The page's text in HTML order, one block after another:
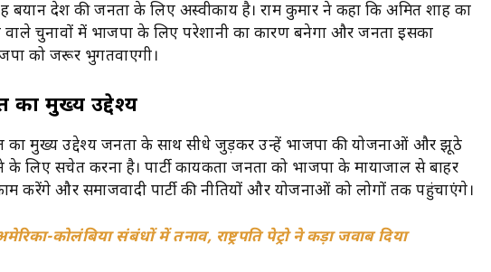
बयान देश की जनता के लिए अस्वीकार्य है। राम कुमार ने कहा कि अमित शाह का
चुनावों में भाजपा के लिए परेशानी का कारण बनेगा और जनता इसका
को जरूर भुगतवाएगी।
का मुख्य उद्देश्य
का मुख्य उद्देश्य जनता के साथ सीधे जुड़कर उन्हें भाजपा की योजनाओं और झूठे
के लिए सचेत करना है। पार्टी कार्यकर्ता जनता को भाजपा के मायाजाल से बाहर
करेंगे और समाजवादी पार्टी की नीतियों और योजनाओं को लोगों तक पहुंचाएंगे।
कोलंबिया संबंधों में तनाव, राष्ट्रपति पेट्रो ने कड़ा जवाब दिया